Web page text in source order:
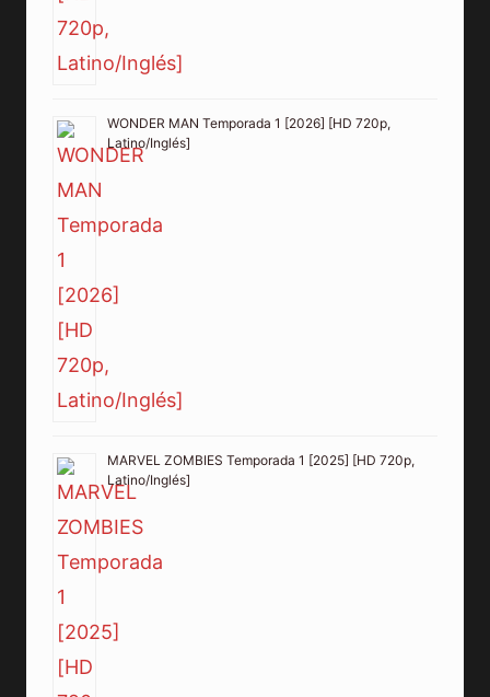
WONDER MAN Temporada 1 [2026] [HD 720p,
Latino/Inglés]
MARVEL ZOMBIES Temporada 1 [2025] [HD 720p,
Latino/Inglés]